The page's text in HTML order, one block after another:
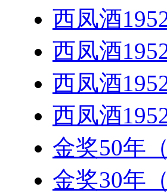
西凤酒
西凤酒
西凤酒
西凤酒
金奖50年
金奖30年